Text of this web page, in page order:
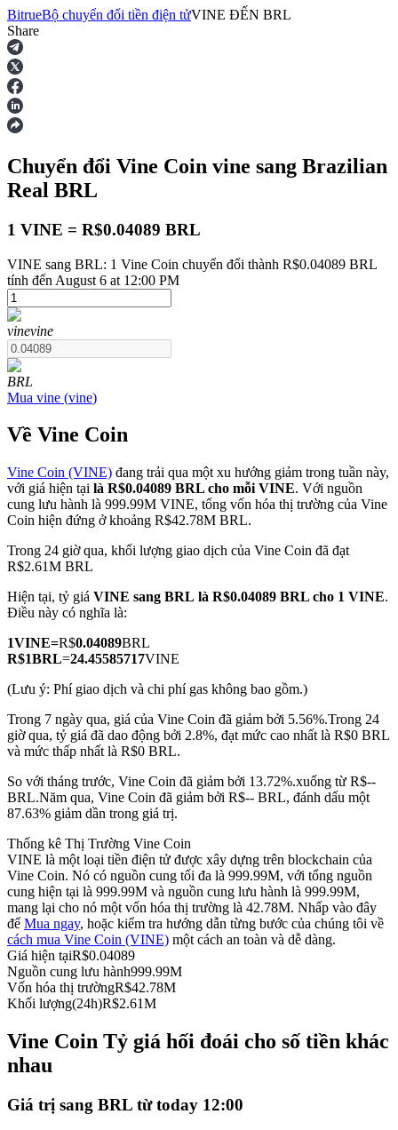
Hợp đồng tương lai
USDT Futures
COIN-M Futures
Futures sử dụng token làm tài sản thế chấp
TradFi
Phái sinh cổ phiếu, ngoại hối, kim loại quý và hàng hóa
USDC Futures vĩnh cửu
Futures sử dụng USDC làm tài sản thế chấp
Sao chép Giao dịch
BitrueBộ chuyển đổi tiền điện tửVINE ĐẾN BRL
Share
Chuyển đổi Vine Coin vine sang Brazilian
Real BRL
1 VINE = R$0.04089 BRL
VINE sang BRL: 1 Vine Coin chuyển đổi thành R$0.04089 BRL
tính đến August 6 at 12:00 PM
vinevine
BRL
Mua vine (vine)
Về Vine Coin
Vine Coin (VINE) đang trải qua một xu hướng giảm trong tuần này,
với giá hiện tại là R$0.04089 BRL cho mỗi VINE. Với nguồn
cung lưu hành là 999.99M VINE, tổng vốn hóa thị trường của Vine
Coin hiện đứng ở khoảng R$42.78M BRL.
Trong 24 giờ qua, khối lượng giao dịch của Vine Coin đã đạt
R$2.61M BRL
Hiện tại, tỷ giá VINE sang BRL là R$0.04089 BRL cho 1 VINE.
Điều này có nghĩa là:
1VINE=R$0.04089BRL
R$1BRL=24.45585717VINE
(Lưu ý: Phí giao dịch và chi phí gas không bao gồm.)
Trong 7 ngày qua, giá của Vine Coin đã giảm bởi 5.56%.Trong 24
giờ qua, tỷ giá đã dao động bởi 2.8%, đạt mức cao nhất là R$0 BRL
và mức thấp nhất là R$0 BRL.
So với tháng trước, Vine Coin đã giảm bởi 13.72%.xuống từ R$--
BRL.Năm qua, Vine Coin đã giảm bởi R$-- BRL, đánh dấu một
87.63% giảm dần trong giá trị.
Thống kê Thị Trường Vine Coin
VINE là một loại tiền điện tử được xây dựng trên blockchain của
Vine Coin. Nó có nguồn cung tối đa là 999.99M, với tổng nguồn
cung hiện tại là 999.99M và nguồn cung lưu hành là 999.99M,
mang lại cho nó một vốn hóa thị trường là 42.78M. Nhấp vào đây
để Mua ngay, hoặc kiểm tra hướng dẫn từng bước của chúng tôi về
cách mua Vine Coin (VINE) một cách an toàn và dễ dàng.
Giá hiện tạiR$0.04089
Nguồn cung lưu hành999.99M
Vốn hóa thị trườngR$42.78M
Khối lượng(24h)R$2.61M
Vine Coin Tỷ giá hối đoái cho số tiền khác
nhau
Giá trị sang BRL từ today 12:00